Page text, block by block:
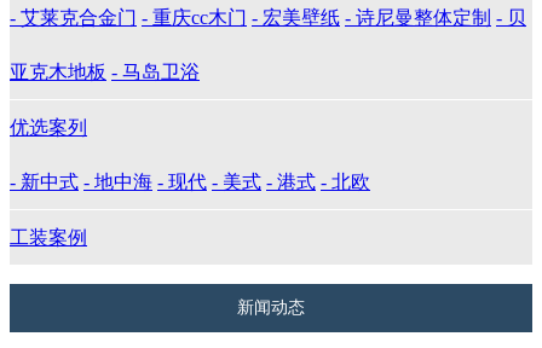
- 艾莱克合金门 - 重庆cc木门 - 宏美壁纸 - 诗尼曼整体定制 - 贝
亚克木地板 - 马岛卫浴
优选案列
- 新中式 - 地中海 - 现代 - 美式 - 港式 - 北欧
工装案例
新闻动态